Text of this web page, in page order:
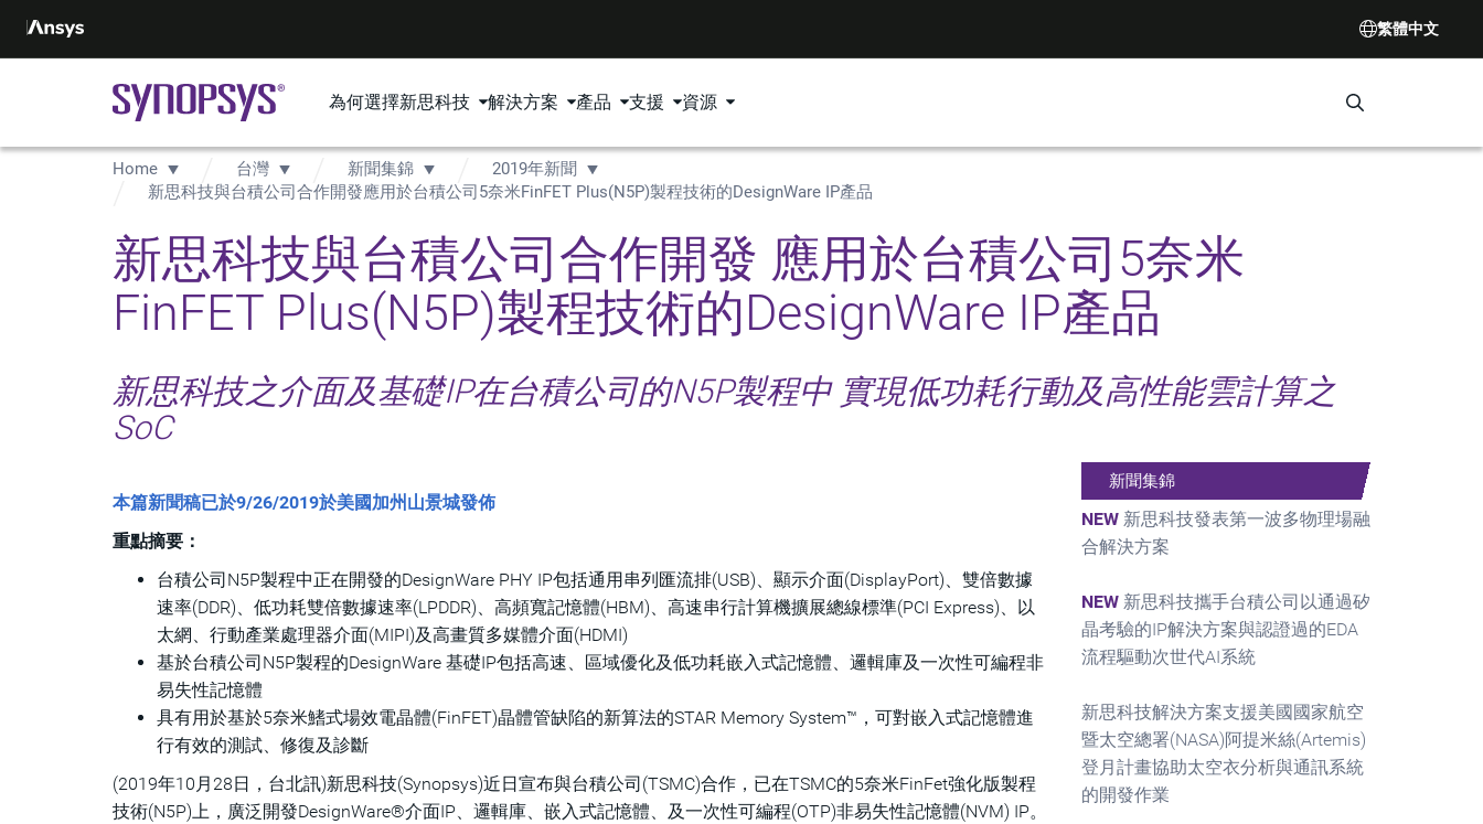
繁體中文
為何選擇新思科技 解決方案 產品 支援 資源 Search
Home 台灣 新聞集錦
2019年新聞
新思科技與台積公司合作開發應用於台積公司5奈米FinFET Plus(N5P)製程技術的DesignWare IP產品
新思科技與台積公司合作開發 應用於台積公司5奈米
FinFET Plus(N5P)製程技術的DesignWare IP產品
新思科技之介面及基礎IP在台積公司的N5P製程中 實現低功耗行動及高性能雲計算之
SoC
本篇新聞稿已於9/26/2019於美國加州山景城發佈
重點摘要：
台積公司N5P製程中正在開發的DesignWare PHY IP包括通用串列匯流排(USB)、顯示介面(DisplayPort)、雙倍數據
速率(DDR)、低功耗雙倍數據速率(LPDDR)、高頻寬記憶體(HBM)、高速串行計算機擴展總線標準(PCI Express)、以
太網、行動產業處理器介面(MIPI)及高畫質多媒體介面(HDMI)
基於台積公司N5P製程的DesignWare 基礎IP包括高速、區域優化及低功耗嵌入式記憶體、邏輯庫及一次性可編程非
易失性記憶體
具有用於基於5奈米鰭式場效電晶體(FinFET)晶體管缺陷的新算法的STAR Memory System™，可對嵌入式記憶體進
行有效的測試、修復及診斷
(2019年10月28日，台北訊)新思科技(Synopsys)近日宣布與台積公司(TSMC)合作，已在TSMC的5奈米FinFet強化版製程
技術(N5P)上，廣泛開發DesignWare®介面IP、邏輯庫、嵌入式記憶體、及一次性可編程(OTP)非易失性記憶體(NVM) IP。
新聞集錦
NEW 新思科技發表第一波多物理場融
合解決方案
NEW 新思科技攜手台積公司以通過矽
晶考驗的IP解決方案與認證過的EDA
流程驅動次世代AI系統
新思科技解決方案支援美國國家航空
暨太空總署(NASA)阿提米絲(Artemis)
登月計畫協助太空衣分析與通訊系統
的開發作業